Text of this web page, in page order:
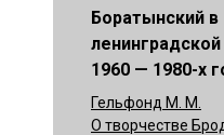
Боратынский в
1960 — 1980-х
Гельфонд М. М.
О творчестве